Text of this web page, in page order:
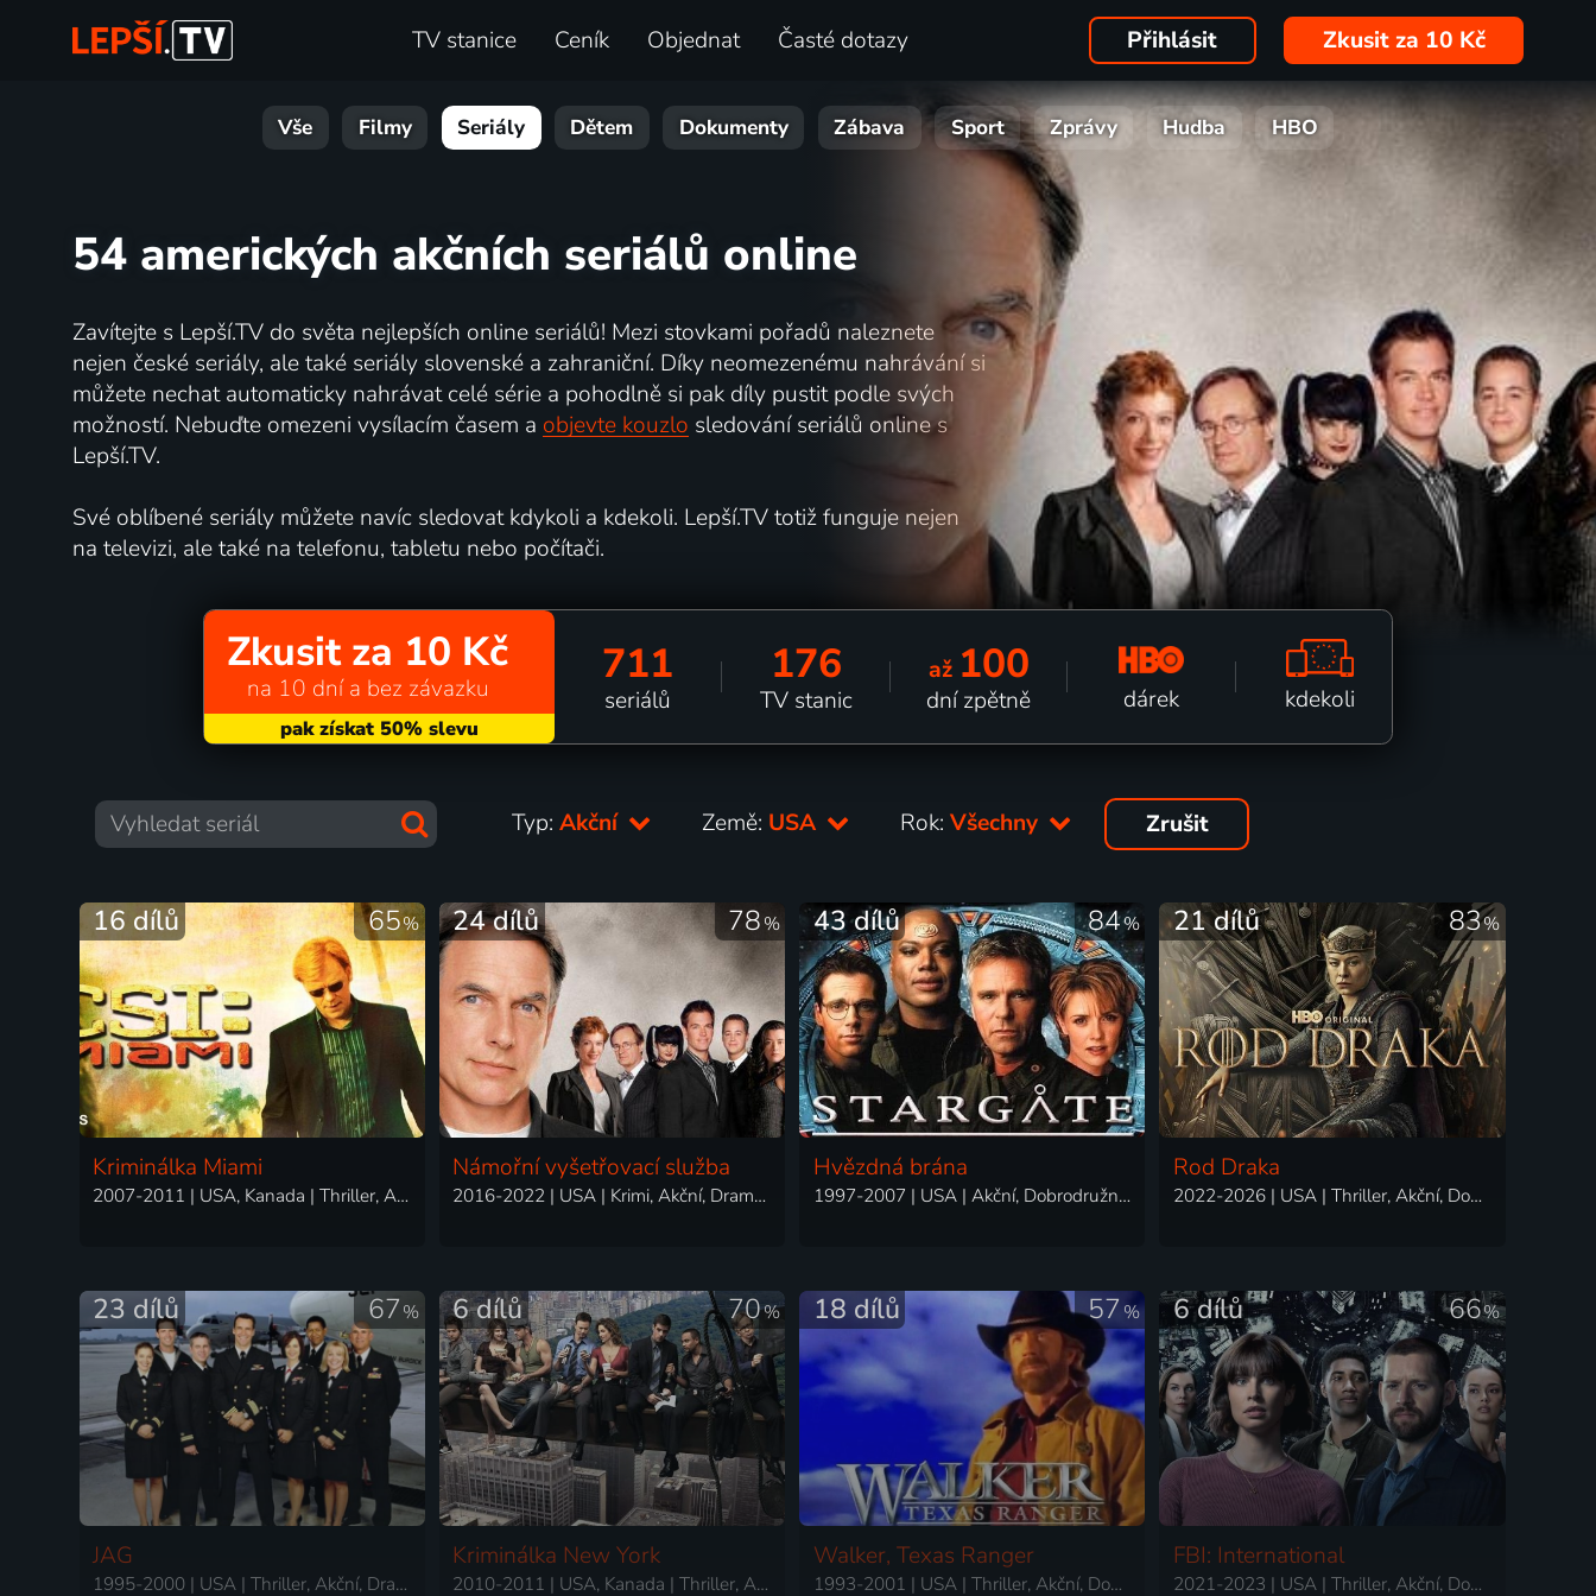
TV stanice Ceník Objednat Časté dotazy Přihlásit Zkusit za 10 Kč
Vše Filmy Seriály Dětem Dokumenty Zábava Sport Zprávy Hudba HBO
54 amerických akčních seriálů online
Zavítejte s Lepší.TV do světa nejlepších online seriálů! Mezi stovkami pořadů naleznete
nejen české seriály, ale také seriály slovenské a zahraniční. Díky neomezenému nahrávání si
můžete nechat automaticky nahrávat celé série a pohodlně si pak díly pustit podle svých
možností. Nebuďte omezeni vysílacím časem a objevte kouzlo sledování seriálů online s
Lepší.TV.
Své oblíbené seriály můžete navíc sledovat kdykoli a kdekoli. Lepší.TV totiž funguje nejen
na televizi, ale také na telefonu, tabletu nebo počítači.
Zkusit za 10 Kč
na 10 dní a bez závazku 711
seriálů
176
TV stanic
až 100
dní zpětně dárek kdekoli
Typ:Akční Země: USA Rok:Všechny Zrušit
65%
16 dílů
Kriminálka Miami
2007-2011 | USA, Kanada | Thriller, Akční, Drama, Krimi, Mysteriózní
78%
24 dílů
Námořní vyšetřovací služba
2016-2022 | USA | Krimi, Akční, Drama, Mysteriózní, Thriller
84%
43 dílů
Hvězdná brána
1997-2007 | USA | Akční, Dobrodružný, Drama, Science Fiction
83%
21 dílů
Rod Draka
2022-2026 | USA | Thriller, Akční, Dobrodružný, Drama, Fantasy, Romantický, Pohádka
67%
23 dílů
JAG
1995-2000 | USA | Thriller, Akční, Drama, Krimi, Mysteriózní
70%
6 dílů
Kriminálka New York
2010-2011 | USA, Kanada | Thriller, Akční, Drama, Krimi, Mysteriózní
57 %
18 dílů
Walker, Texas Ranger
1993-2001 | USA | Thriller, Akční, Dobrodružný, Drama, Komedie, Krimi, Western
66%
6 dílů
FBI: International
2021-2023 | USA | Thriller, Akční, Dobrodružný, Drama, Krimi, Mysteriózní, Romantický